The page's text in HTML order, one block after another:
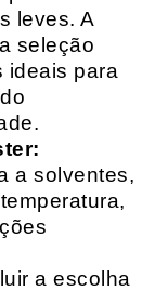
leves. A
seleção
ideais para
a solventes,
a escolha